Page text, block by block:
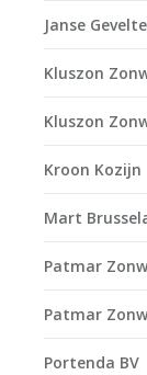
Janse
Kluszon
Kluszon
Kroon Kozijn
Mart
Patmar
Patmar
Portenda BV